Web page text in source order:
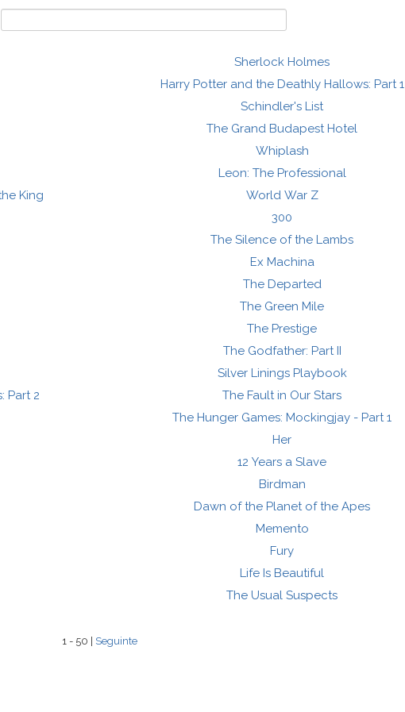
King
Part 2
Sherlock Holmes
Harry Potter and the Deathly Hallows: Part 1
Schindler's List
The Grand Budapest Hotel
Whiplash
Leon: The Professional
World War Z
300
The Silence of the Lambs
Ex Machina
The Departed
The Green Mile
The Prestige
The Godfather: Part II
Silver Linings Playbook
The Fault in Our Stars
The Hunger Games: Mockingjay - Part 1
Her
12 Years a Slave
Birdman
Dawn of the Planet of the Apes
Memento
Fury
Life Is Beautiful
The Usual Suspects
1 - 50 | Seguinte